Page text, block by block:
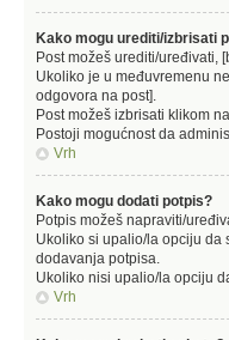
Kako mogu urediti/izbrisati
Post možeš urediti/uređivati,
Ukoliko je u međuvremenu
odgovora na post].
Post možeš izbrisati klikom
Postoji mogućnost da
Vrh
Kako mogu dodati potpis?
Potpis možeš napraviti/
Ukoliko si upalio/la opciju da
dodavanja potpisa.
Ukoliko nisi upalio/la opciju
Vrh